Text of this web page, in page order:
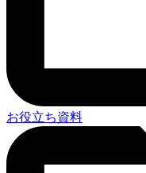
お役立ち資料